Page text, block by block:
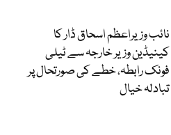
نائب وزیراعظم اسحاق ڈار کا
کینیڈین وزیر خارجہ سے ٹیلی
فونک رابطہ، خطے کی صورتحال پر
تبادلہ خیال